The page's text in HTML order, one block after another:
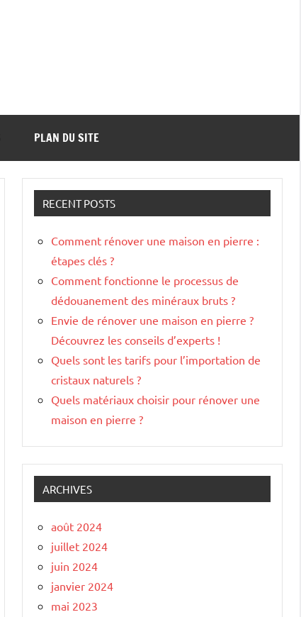
PLAN DU SITE
RECENT POSTS
Comment rénover une maison en pierre :
étapes clés ?
Comment fonctionne le processus de
dédouanement des minéraux bruts ?
Envie de rénover une maison en pierre ?
Découvrez les conseils d’experts !
Quels sont les tarifs pour l’importation de
cristaux naturels ?
Quels matériaux choisir pour rénover une
maison en pierre ?
ARCHIVES
août 2024
juillet 2024
juin 2024
janvier 2024
mai 2023